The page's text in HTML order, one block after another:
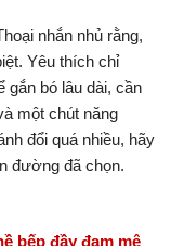
nhắn nhủ rằng,
Yêu thích chỉ
gắn bó lâu dài, cần
một chút năng
đổi quá nhiều, hãy
đường đã chọn.
bếp đầy đam mê